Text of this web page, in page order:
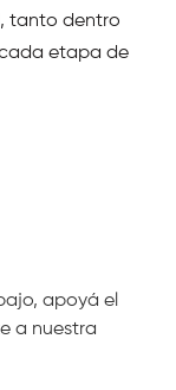
tanto dentro
etapa de
apoyá el
a nuestra